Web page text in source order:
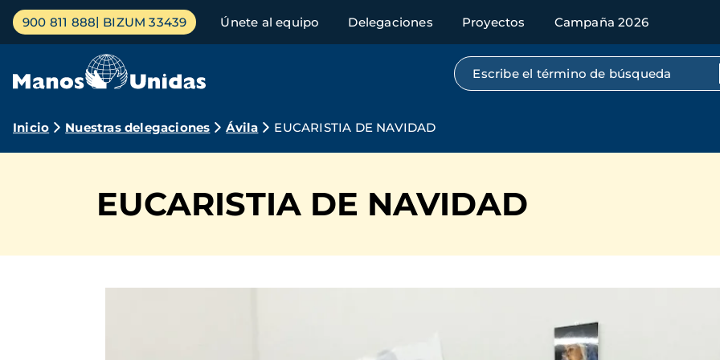
Pasar
contenido
Menú
principal
900 811 888 BIZUM 33439 Únete al equipo Delegaciones Proyectos Campaña 2026
Búsqueda por texto completo
Ruta
navegación
Inicio Nuestras delegaciones Ávila EUCARISTIA DE NAVIDAD
EUCARISTIA DE NAVIDAD